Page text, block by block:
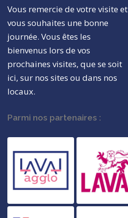
Vous remercie de votre visite et
vous souhaites une bonne
journée. Vous êtes les
bienvenus lors de vos
prochaines visites, que se soit
ici, sur nos sites ou dans nos
locaux.
Parmi nos partenaires :